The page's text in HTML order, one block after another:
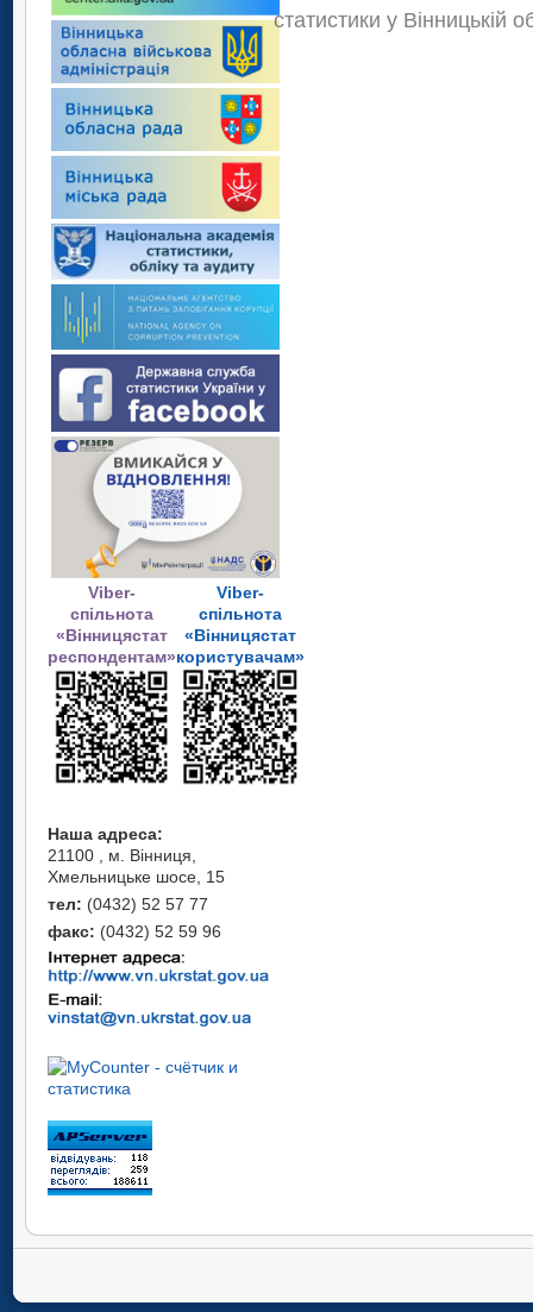
Viber-
спільнота
«Вінницястат
респондентам»
Viber-
спільнота
«Вінницястат
користувачам»
Наша адреса:
21100 , м. Вінниця,
Хмельницьке шосе, 15
тел: (0432) 52 57 77
факс: (0432) 52 59 96
статистики у Вінницькій